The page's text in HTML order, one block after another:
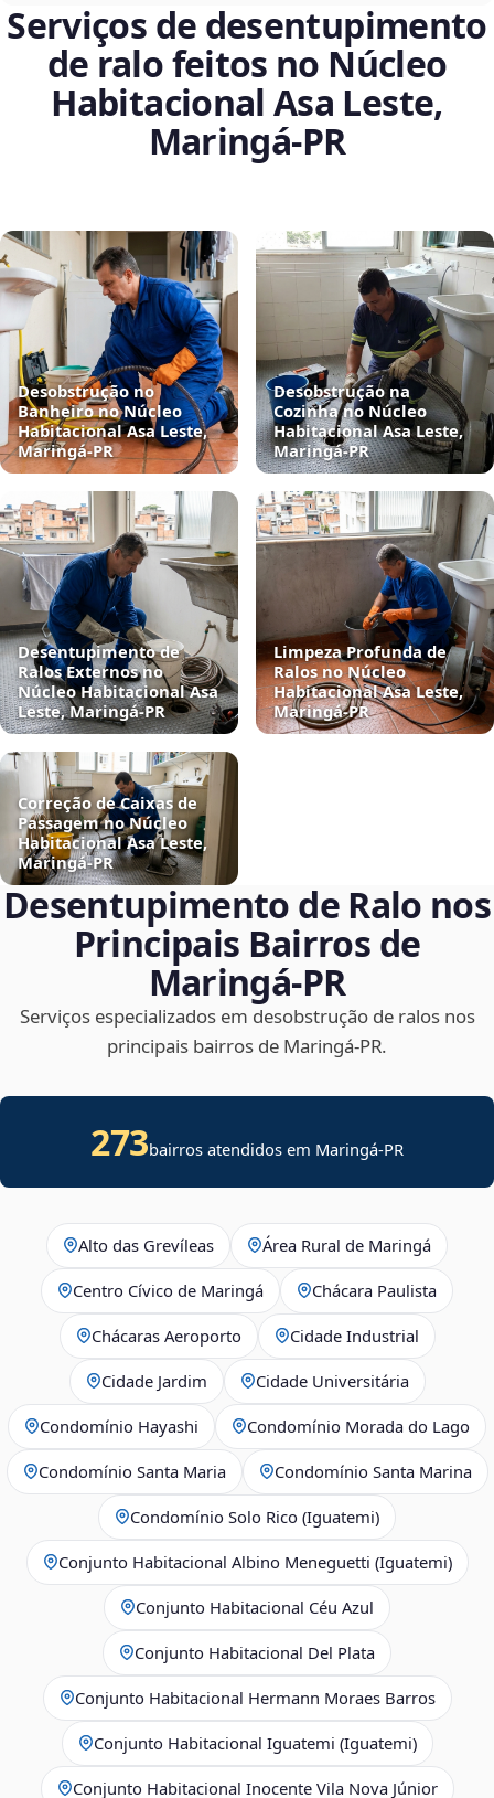
Serviços de desentupimento
de ralo feitos no Núcleo
Habitacional Asa Leste,
Maringá‑PR
Desobstrução no
Banheiro no Núcleo
Habitacional Asa Leste,
Maringá‑PR
Desobstrução na
Cozinha no Núcleo
Habitacional Asa Leste,
Maringá‑PR
Desentupimento de
Ralos Externos no
Núcleo Habitacional Asa
Leste, Maringá‑PR
Limpeza Profunda de
Ralos no Núcleo
Habitacional Asa Leste,
Maringá‑PR
Correção de Caixas de
Passagem no Núcleo
Habitacional Asa Leste,
Maringá‑PR
Desentupimento de Ralo nos
Principais Bairros de
Maringá‑PR
Serviços especializados em desobstrução de ralos nos
principais bairros de Maringá‑PR.
273bairros atendidos em Maringá-PR
Alto das Grevíleas Área Rural de Maringá
Centro Cívico de Maringá Chácara Paulista
Chácaras Aeroporto Cidade Industrial
Cidade Jardim Cidade Universitária
Condomínio Hayashi Condomínio Morada do Lago
Condomínio Santa Maria Condomínio Santa Marina
Condomínio Solo Rico (Iguatemi)
Conjunto Habitacional Albino Meneguetti (Iguatemi)
Conjunto Habitacional Céu Azul
Conjunto Habitacional Del Plata
Conjunto Habitacional Hermann Moraes Barros
Conjunto Habitacional Iguatemi (Iguatemi)
Conjunto Habitacional Inocente Vila Nova Júnior